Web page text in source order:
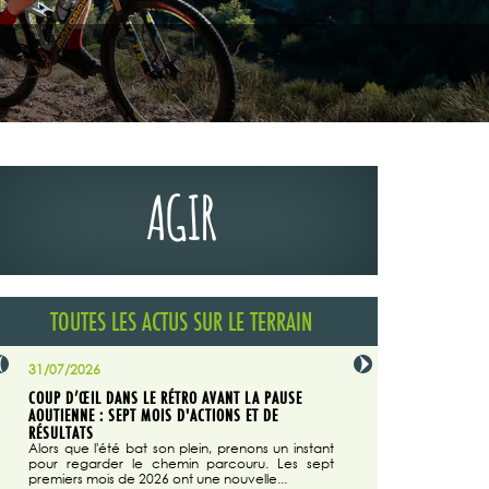
AGIR
TOUTES LES ACTUS SUR LE TERRAIN
du
31/07/2026
COUP D’ŒIL DANS LE RÉTRO AVANT LA PAUSE
AOUTIENNE : SEPT MOIS D'ACTIONS ET DE
RÉSULTATS
Alors que l'été bat son plein, prenons un instant
pour regarder le chemin parcouru. Les sept
premiers mois de 2026 ont une nouvelle...
29/07/2026